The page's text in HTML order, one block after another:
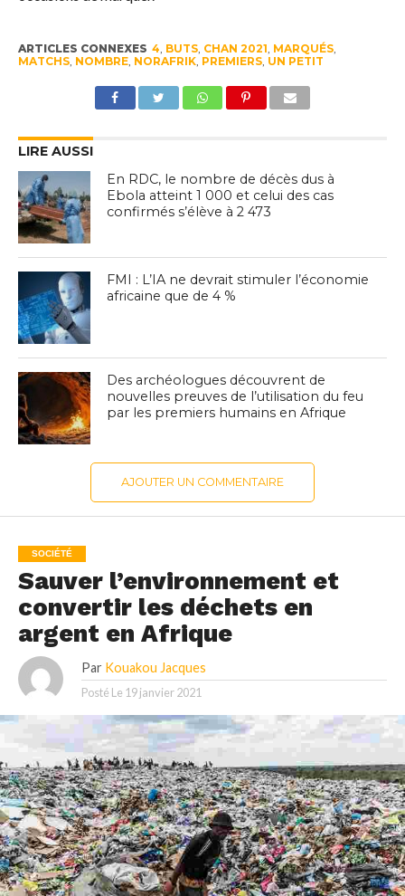
ARTICLES CONNEXES 4 BUTS, CHAN 2021 MARQUÉS,
MATCHS, NOMBRE, NORAFRIK, PREMIERS, UN PETIT
LIRE AUSSI
En RDC, le nombre de décès dus à
Ebola atteint 1 000 et celui des cas
confirmés s’élève à 2 473
FMI : L’IA ne devrait stimuler l’économie
africaine que de 4 %
Des archéologues découvrent de
nouvelles preuves de l’utilisation du feu
par les premiers humains en Afrique
AJOUTER UN COMMENTAIRE
SOCIÉTÉ
Sauver l’environnement et
convertir les déchets en
argent en Afrique
Par Kouakou Jacques
Posté Le 19 janvier 2021